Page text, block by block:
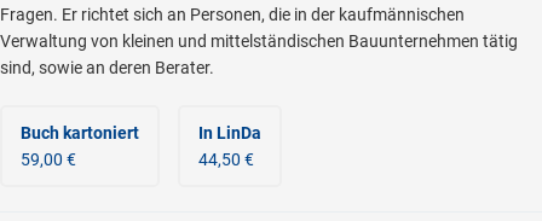
Fragen. Er richtet sich an Personen, die in der kaufmännischen
Verwaltung von kleinen und mittelständischen Bauunternehmen tätig
sind, sowie an deren Berater.
Buch kartoniert
59,00 €
In LinDa
44,50 €